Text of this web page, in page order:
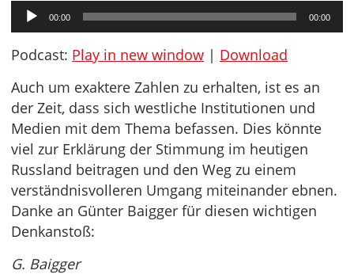
Audio-
Player
00:00 00:00
Podcast: Play in new window | Download
Auch um exaktere Zahlen zu erhalten, ist es an
der Zeit, dass sich westliche Institutionen und
Medien mit dem Thema befassen. Dies könnte
viel zur Erklärung der Stimmung im heutigen
Russland beitragen und den Weg zu einem
verständnisvolleren Umgang miteinander ebnen.
Danke an Günter Baigger für diesen wichtigen
Denkanstoß:
G. Baigger